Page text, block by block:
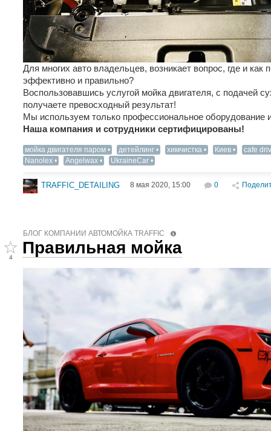
Для многих авто владельцев, возникает вопрос, где и как
эффективно и правильно?
Воспользовавшись услугой мойка двигателя, с подачей
получаете превосходный результат!
Мы используем только профессиональное оборудование
Наша компания и сотрудники сертифицированы!
мойка двигателя паром детейлинг химчистка Киев
cafe
Nanolex
Angelwax UkraineCar
TRAFFIC_DETAILING 8 мая 2020, 15:00 0
БЛОГ КОМПАНИИ АВТОМОЙКА TRAFFIC
4
Правильная мойка